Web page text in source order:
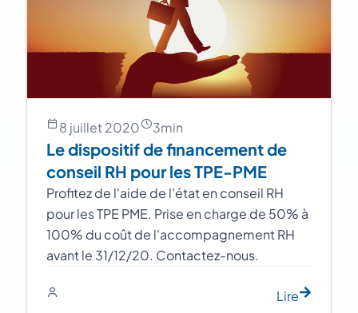
8 juillet 2020 3min
Le dispositif de financement de
conseil RH pour les TPE-PME
Profitez de l'aide de l'état en conseil RH
pour les TPE PME. Prise en charge de 50% à
100% du coût de l'accompagnement RH
avant le 31/12/20. Contactez-nous.
Lire